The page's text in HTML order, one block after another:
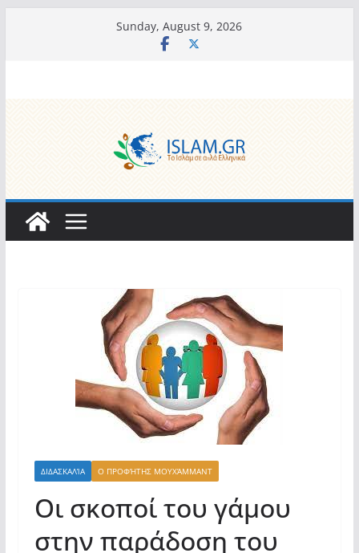
Sunday, August 9, 2026
ΔΙΔΑΣΚΑΛΊΑ Ο ΠΡΟΦΉΤΗΣ ΜΟΥΧΆΜΜΑΝΤ
Οι σκοποί του γάμου
στην παράδοση του